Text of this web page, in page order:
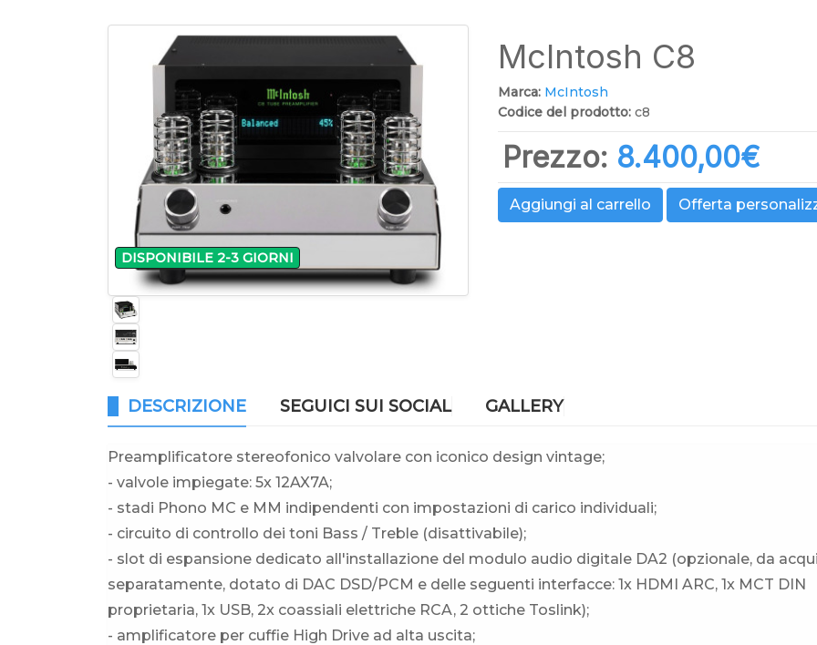
DISPONIBILE 2-3 GIORNI
McIntosh C8
Marca: McIntosh
Codice del prodotto: c8
Prezzo: 8.400,00‎€
Aggiungi al carrello Offerta
DESCRIZIONE SEGUICI SUI SOCIAL GALLERY
Preamplificatore stereofonico valvolare con iconico design vintage;
- valvole impiegate: 5x 12AX7A;
- stadi Phono MC e MM indipendenti con impostazioni di carico individuali;
- circuito di controllo dei toni Bass / Treble (disattivabile);
- slot di espansione dedicato all'installazione del modulo audio digitale DA2 (opzionale, da
separatamente, dotato di DAC DSD/PCM e delle seguenti interfacce: 1x HDMI ARC, 1x MCT DIN
proprietaria, 1x USB, 2x coassiali elettriche RCA, 2 ottiche Toslink);
- amplificatore per cuffie High Drive ad alta uscita;